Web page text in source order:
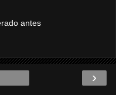
antes
›